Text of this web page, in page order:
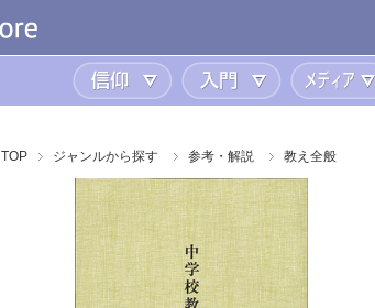
信仰 入門
TOP ジャンルから探す 参考・解説 教え全般